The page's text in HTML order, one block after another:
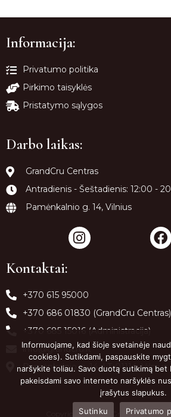
Informacija:
Privatumo politika
Pirkimo taisyklės
Pristatymo sąlygos
Darbo laikas:
GrandCru Centras
Antradienis - Šeštadienis: 12:00 -
Pamėnkalnio g. 14, Vilnius
Kontaktai:
+370 615 95000
+370 686 01830 (GrandCru Centras)
+370 685 15016 (Administracija)
info@grandcru.lt
Pamėnkalnio g. 14, LT-01114,
Copyright 2022 ©
Informuojame, kad šioje svetainėje
cookies). Sutikdami, paspauskite
naršykite toliau. Savo duotą sutikimą bet
pakeisdami savo interneto naršyklės
įrašytus slapukus.
Sutinku
Privatumo